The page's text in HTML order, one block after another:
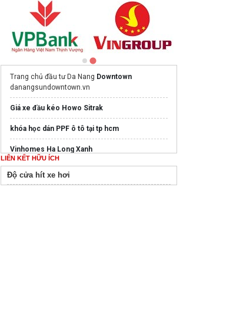
Trang chủ đầu tư Da Nang Downtown
danangsundowntown.vn
Giá xe đầu kéo Howo Sitrak
khóa học dán PPF ô tô tại tp hcm
Vinhomes Ha Long Xanh
Bất động sản
LIÊN KẾT HỮU ÍCH
Độ cửa hít xe hơi